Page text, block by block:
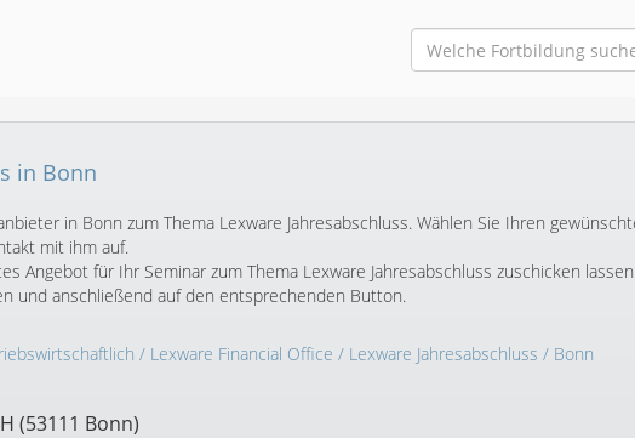
in Bonn
in Bonn zum Thema Lexware Jahresabschluss. Wählen Sie Ihren
mit ihm auf.
Angebot für Ihr Seminar zum Thema Lexware Jahresabschluss zuschicken
und anschließend auf den entsprechenden Button.
/ Lexware Financial Office / Lexware Jahresabschluss / Bonn
(53111 Bonn)